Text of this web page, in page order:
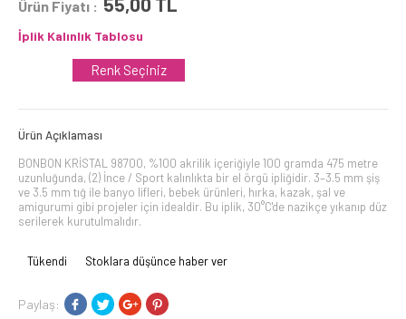
Ürün Fiyatı :
İplik Kalınlık Tablosu
Renk Seçiniz
Ürün Açıklaması
BONBON KRİSTAL 98700, %100 akrilik içeriğiyle 100 gramda 475 metre
uzunluğunda, (2) İnce / Sport kalınlıkta bir el örgü ipliğidir. 3–3.5 mm şiş
ve 3.5 mm tığ ile banyo lifleri, bebek ürünleri, hırka, kazak, şal ve
amigurumi gibi projeler için idealdir. Bu iplik, 30°C'de nazikçe yıkanıp düz
serilerek kurutulmalıdır.
Tükendi Stoklara düşünce haber ver
Paylaş: